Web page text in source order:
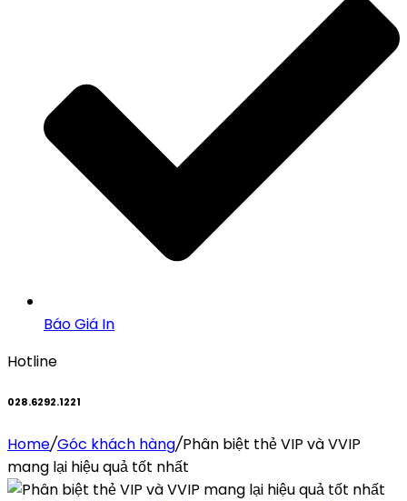
Báo Giá In
Hotline
028.6292.1221
Home/Góc khách hàng/Phân biệt thẻ VIP và VVIP
mang lại hiệu quả tốt nhất